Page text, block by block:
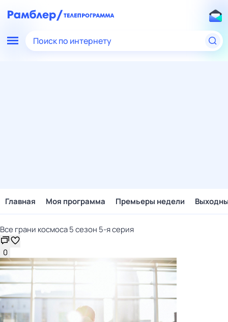
Поиск по интернету
Главная Моя программа Премьеры недели
Все грани космоса 5 сезон 5-я серия
0